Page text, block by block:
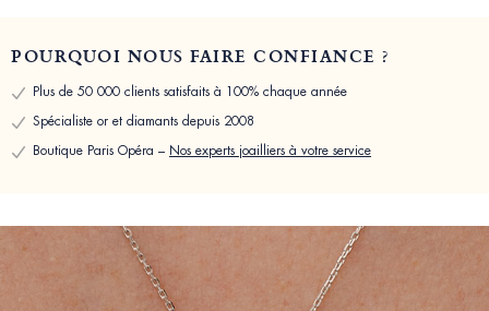
POURQUOI NOUS FAIRE CONFIANCE ?
Plus de 50 000 clients satisfaits à 100% chaque année
Spécialiste or et diamants depuis 2008
Boutique Paris Opéra – Nos experts joailliers à votre service